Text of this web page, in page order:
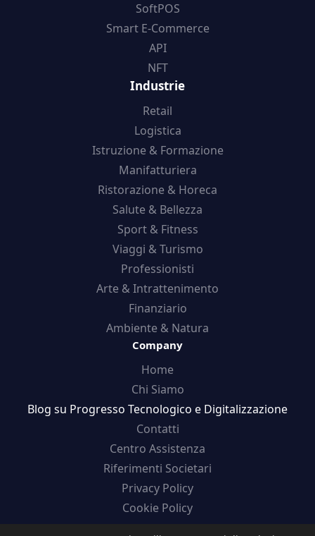
SoftPOS
Smart E-Commerce
API
NFT
Industrie
Retail
Logistica
Istruzione & Formazione
Manifatturiera
Ristorazione & Horeca
Salute & Bellezza
Sport & Fitness
Viaggi & Turismo
Professionisti
Arte & Intrattenimento
Finanziario
Ambiente & Natura
Company
Home
Chi Siamo
Blog su Progresso Tecnologico e Digitalizzazione
Contatti
Centro Assistenza
Riferimenti Societari
Privacy Policy
Cookie Policy